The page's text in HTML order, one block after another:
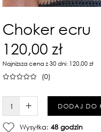
Choker ecru
120,00 zł
Najniższa cena z 30 dni: 120,00 zł
(0)
W KOSZYKU :)DODAJ DO
Wysyłka: 48 godzin